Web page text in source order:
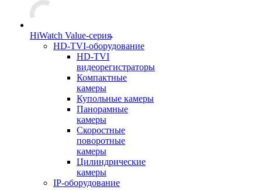
HiWatch Value-серия
HD-TVI-оборудование
HD-TVI
видеорегистраторы
Компактные
камеры
Купольные камеры
Панорамные
камеры
Скоростные
поворотные
камеры
Цилиндрические
камеры
IP-оборудование